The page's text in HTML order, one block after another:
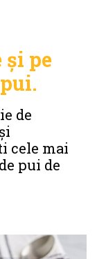
și pe
de
cele mai
pui de